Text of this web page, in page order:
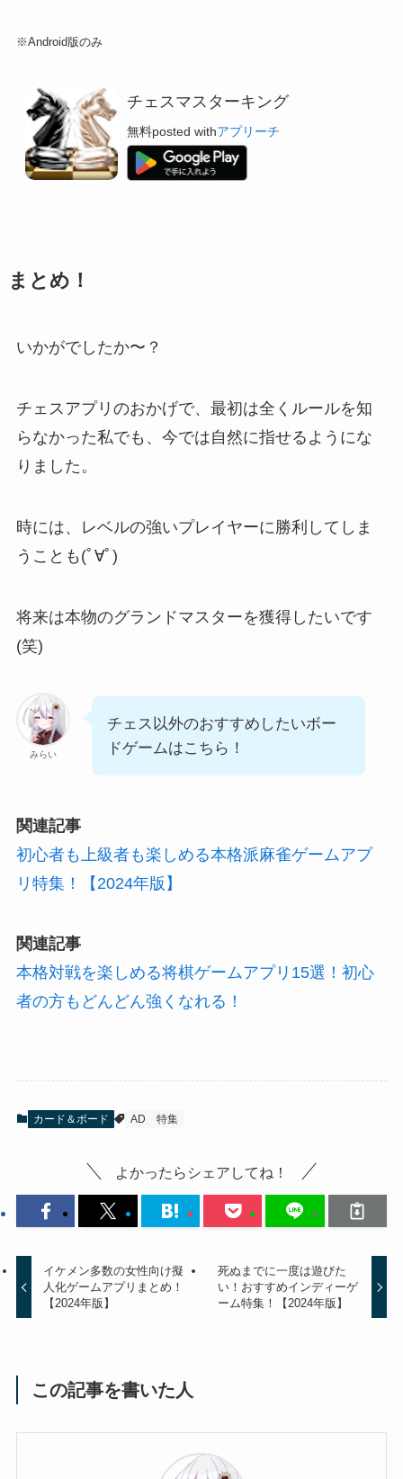
※Android版のみ
チェスマスターキング
無料posted withアプリーチ
まとめ！
いかがでしたか〜？
チェスアプリのおかげで、最初は全くルールを知
らなかった私でも、 今では自然に指せるようにな
りました。
時には、レベルの強いプレイヤーに勝利してしま
うことも(ﾟ∀ﾟ)
将来は本物のグランドマスターを獲得したいです
(笑)
みらい
チェス以外のおすすめしたいボー
ドゲームはこちら！
関連記事
初心者も上級者も楽しめる本格派麻雀ゲームアプ
リ特集！【2024年版】
関連記事
本格対戦を楽しめる将棋ゲームアプリ15選！初心
者の方もどんどん強くなれる！
カード＆ボード AD 特集
よかったらシェアしてね！
イケメン多数の女性向け擬
人化ゲームアプリまとめ！
【2024年版】
死ぬまでに一度は遊びた
い！おすすめインディーゲ
ーム特集！【2024年版】
この記事を書いた人